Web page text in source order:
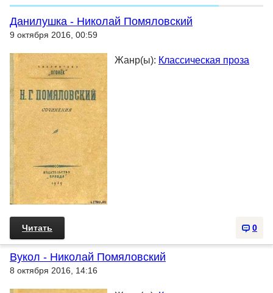
Данилушка - Николай Помяловский
9 октября 2016, 00:59
Жанр(ы): Классическая проза
0
Читать
Вукол - Николай Помяловский
8 октября 2016, 14:16